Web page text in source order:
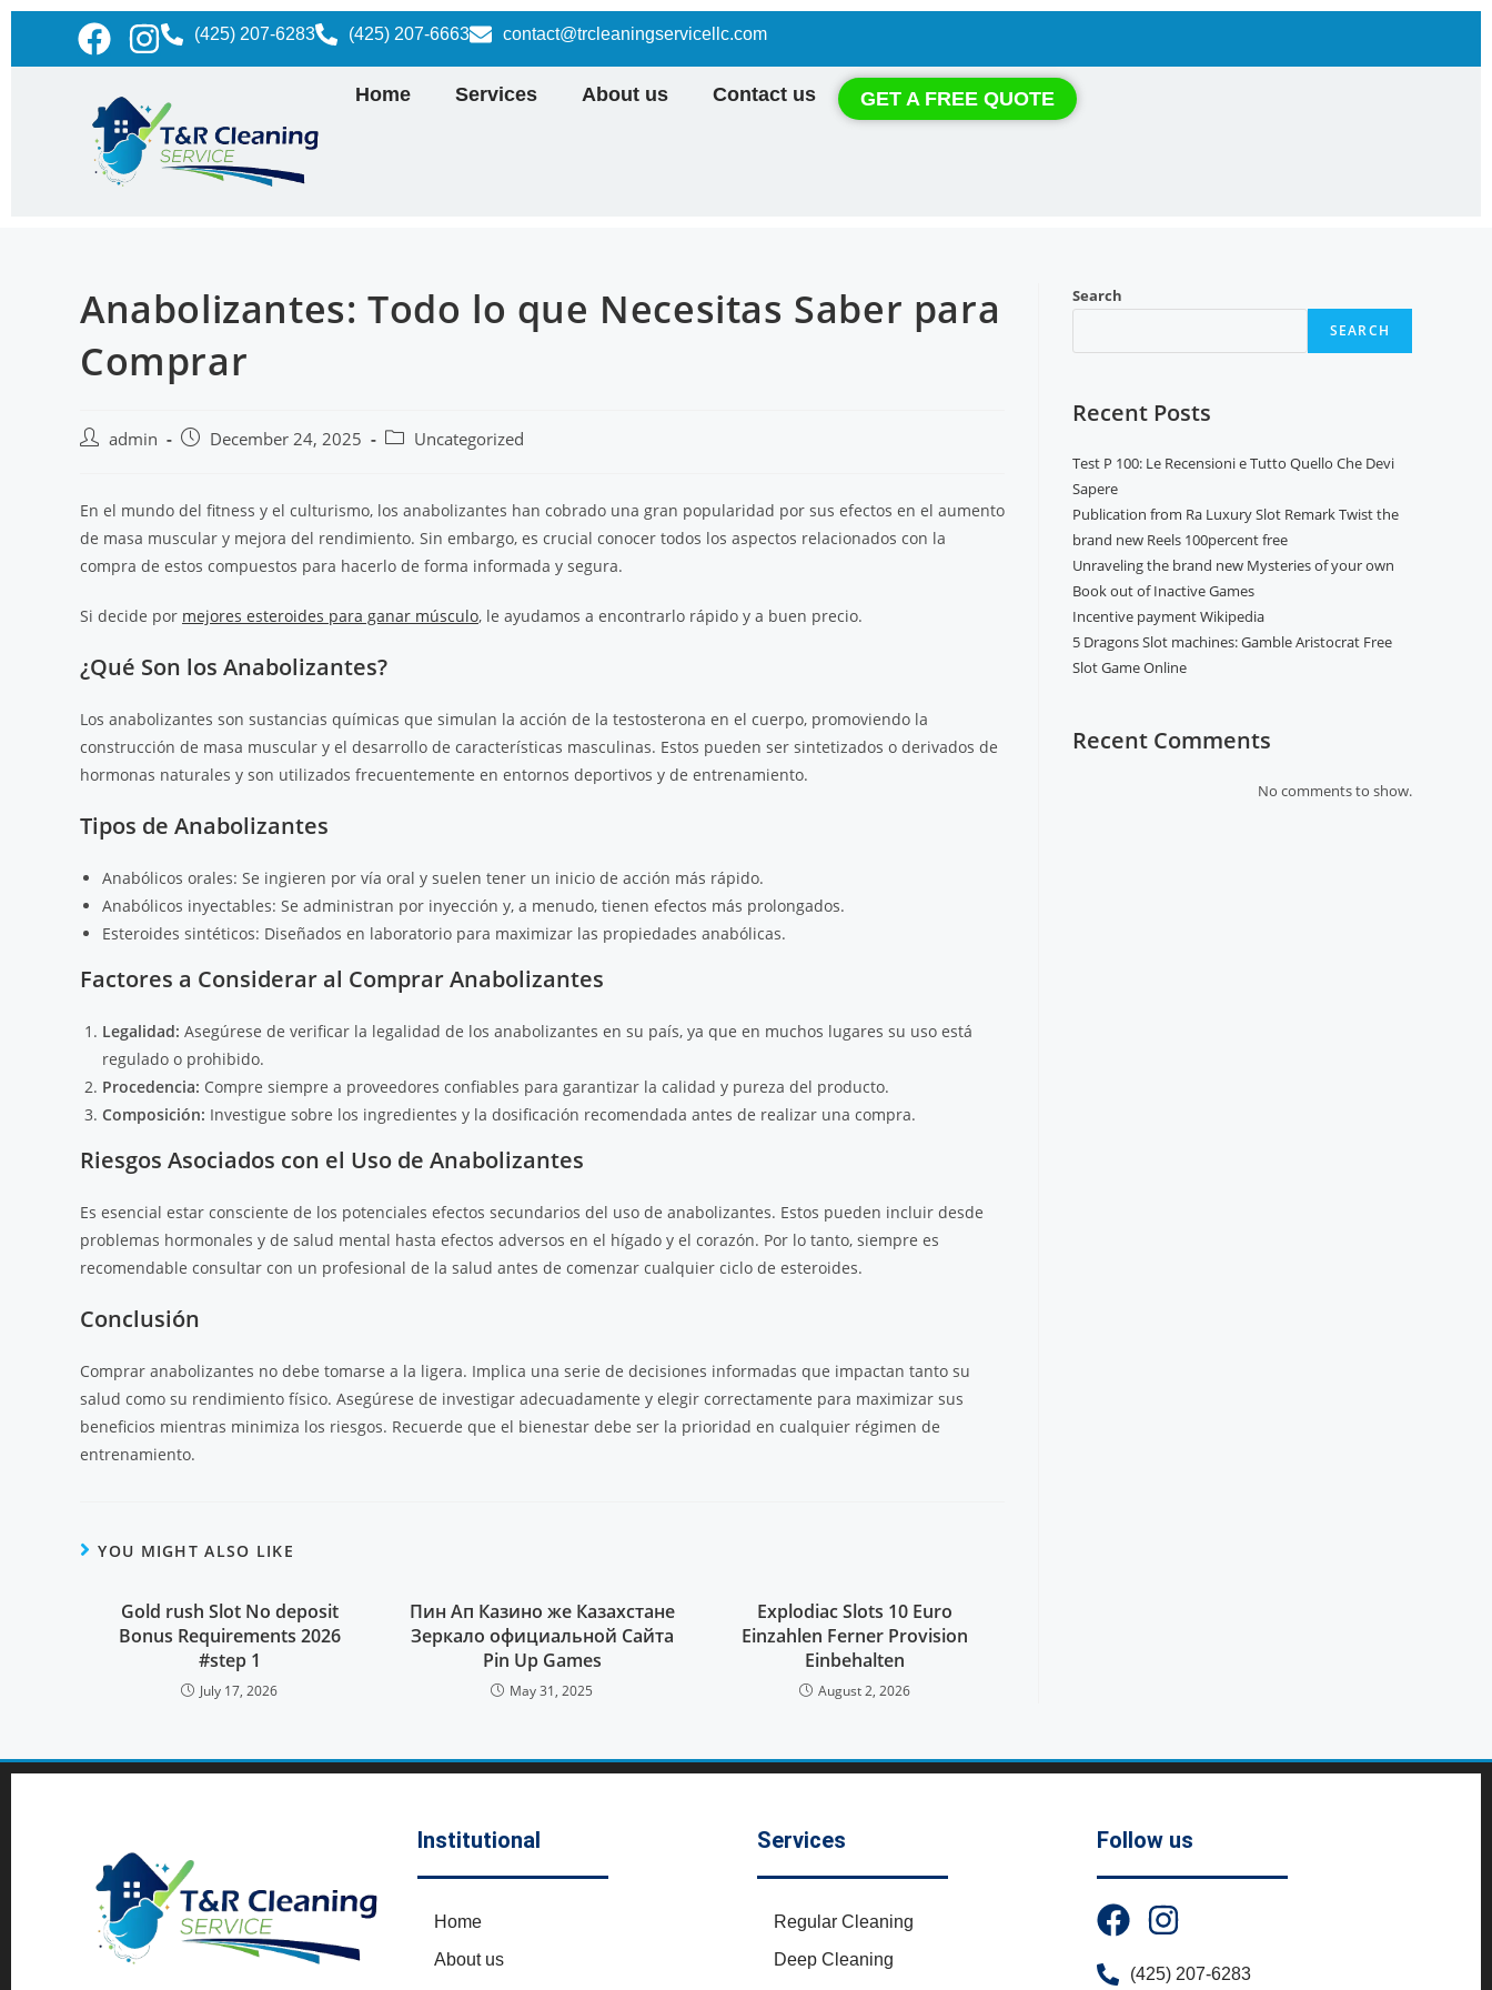
(425) 207-6283 (425) 207-6663 contact@trcleaningservicellc.com
Home Services About us Contact us GET A FREE QUOTE
Anabolizantes: Todo lo que Necesitas Saber para
Comprar
admin December 24, 2025 Uncategorized
En el mundo del fitness y el culturismo, los anabolizantes han cobrado una gran popularidad por sus efectos en el aumento
de masa muscular y mejora del rendimiento. Sin embargo, es crucial conocer todos los aspectos relacionados con la
compra de estos compuestos para hacerlo de forma informada y segura.
Si decide por mejores esteroides para ganar músculo, le ayudamos a encontrarlo rápido y a buen precio.
¿Qué Son los Anabolizantes?
Los anabolizantes son sustancias químicas que simulan la acción de la testosterona en el cuerpo, promoviendo la
construcción de masa muscular y el desarrollo de características masculinas. Estos pueden ser sintetizados o derivados de
hormonas naturales y son utilizados frecuentemente en entornos deportivos y de entrenamiento.
Tipos de Anabolizantes
Anabólicos orales: Se ingieren por vía oral y suelen tener un inicio de acción más rápido.
Anabólicos inyectables: Se administran por inyección y, a menudo, tienen efectos más prolongados.
Esteroides sintéticos: Diseñados en laboratorio para maximizar las propiedades anabólicas.
Factores a Considerar al Comprar Anabolizantes
Legalidad: Asegúrese de verificar la legalidad de los anabolizantes en su país, ya que en muchos lugares su uso está
regulado o prohibido.
Procedencia: Compre siempre a proveedores confiables para garantizar la calidad y pureza del producto.
Composición: Investigue sobre los ingredientes y la dosificación recomendada antes de realizar una compra.
Riesgos Asociados con el Uso de Anabolizantes
Es esencial estar consciente de los potenciales efectos secundarios del uso de anabolizantes. Estos pueden incluir desde
problemas hormonales y de salud mental hasta efectos adversos en el hígado y el corazón. Por lo tanto, siempre es
recomendable consultar con un profesional de la salud antes de comenzar cualquier ciclo de esteroides.
Conclusión
Comprar anabolizantes no debe tomarse a la ligera. Implica una serie de decisiones informadas que impactan tanto su
salud como su rendimiento físico. Asegúrese de investigar adecuadamente y elegir correctamente para maximizar sus
beneficios mientras minimiza los riesgos. Recuerde que el bienestar debe ser la prioridad en cualquier régimen de
entrenamiento.
YOU MIGHT ALSO LIKE
Gold rush Slot No deposit
Bonus Requirements 2026
#step 1
July 17, 2026
Пин Ап Казино же Казахстане
Зеркало официальной Сайта
Pin Up Games
May 31, 2025
Explodiac Slots 10 Euro
Einzahlen Ferner Provision
Einbehalten
August 2, 2026
Search
SEARCH
Recent Posts
Test P 100: Le Recensioni e Tutto Quello Che Devi
Sapere
Publication from Ra Luxury Slot Remark Twist the
brand new Reels 100percent free
Unraveling the brand new Mysteries of your own
Book out of Inactive Games
Incentive payment Wikipedia
5 Dragons Slot machines: Gamble Aristocrat Free
Slot Game Online
Recent Comments
No comments to show.
Institutional
Home
About us
Services
Regular Cleaning
Deep Cleaning
Follow us
(425) 207-6283